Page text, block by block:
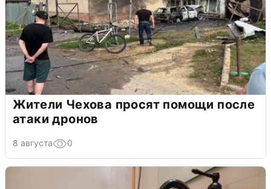
Жители Чехова просят помощи после
атаки дронов
8 августа 0